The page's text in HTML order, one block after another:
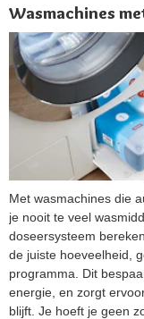
Wasmachines
Met wasmachines die
je nooit te veel
doseersysteem
de juiste hoeveelheid,
programma. Dit
energie, en zorgt
blijft. Je hoeft je geen